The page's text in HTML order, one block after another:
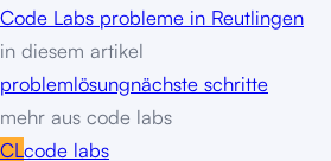
Code Labs probleme in Reutlingen
in diesem artikel
problemlösungnächste schritte
mehr aus code labs
CL code labs